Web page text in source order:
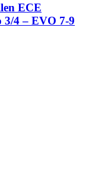
ECE
4 – EVO 7-9